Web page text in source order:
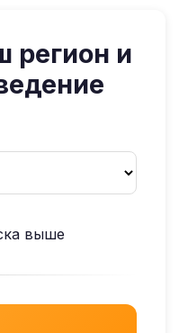
регион и
выше